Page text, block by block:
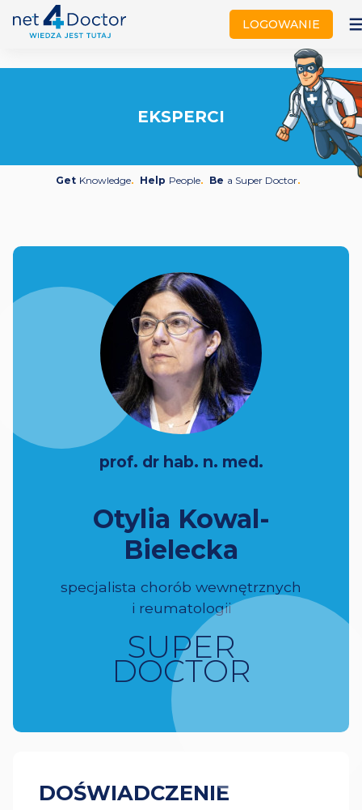
LOGOWANIE
EKSPERCI
Get Knowledge Help People Be a Super Doctor
prof. dr hab. n. med.
Otylia Kowal-
Bielecka
specjalista chorób wewnętrznych
i reumatologii
SUPER
DOCTOR
DOŚWIADCZENIE